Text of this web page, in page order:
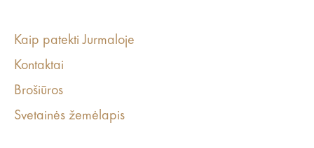
Kaip patekti Jurmaloje
Kontaktai
Brošiūros
Svetainės žemėlapis